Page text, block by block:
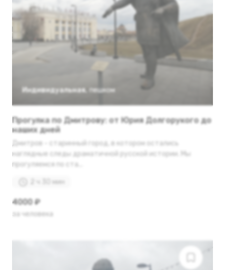
Индивидуальная пешком
Прогулка по Дмитрову: от Юрия Долгорукого до
наших дней
Дмитров - старинный город, в котором остались
наглядные следы драматичной русской истории. Мы
прогуляемся по ста...
2 ч 30 мин
4000 ₽
за человека